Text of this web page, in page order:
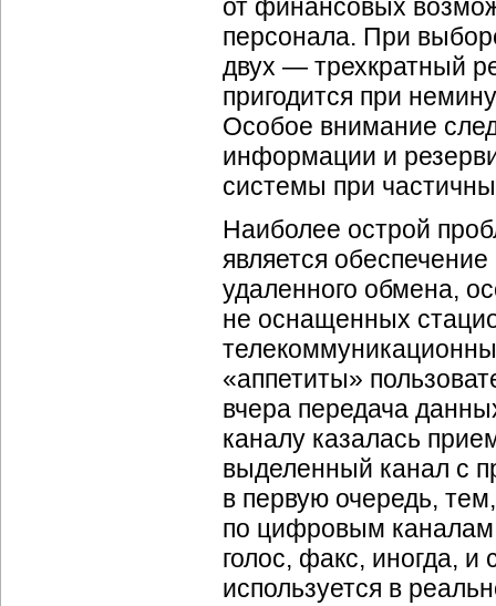
от финансовых
персонала. При
двух — трехкратный
пригодится при
Особое внимание
информации и
системы при
Наиболее острой
является
удаленного обмена,
не оснащенных
«аппетиты»
вчера передача
каналу казалась
выделенный канал с
в первую очередь,
по цифровым
голос, факс, иногда,
используется в